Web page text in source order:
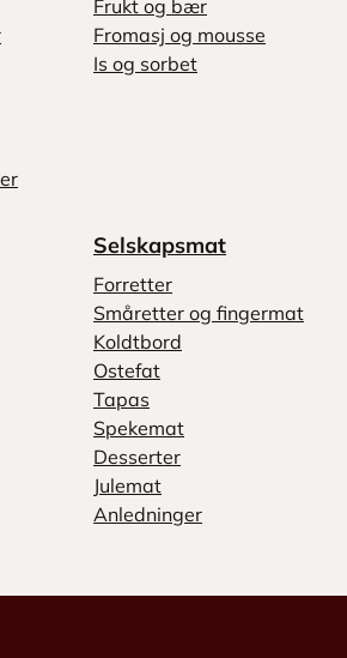
Frukt og bær
Fromasj og mousse
Is og sorbet
Selskapsmat
Forretter
Småretter og fingermat
Koldtbord
Ostefat
Tapas
Spekemat
Desserter
Julemat
Anledninger